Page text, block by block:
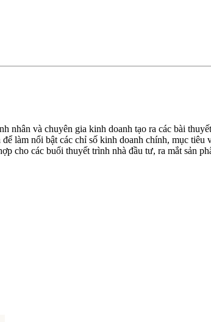
nhân và chuyên gia kinh doanh tạo ra các bài
làm nổi bật các chỉ số kinh doanh chính, mục
cho các buổi thuyết trình nhà đầu tư, ra mắt sản